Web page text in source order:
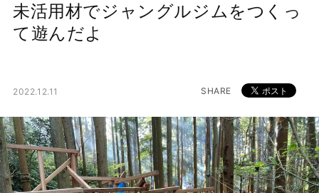
未活用材でジャングルジムをつくっ
て遊んだよ
2022.12.11 SHARE